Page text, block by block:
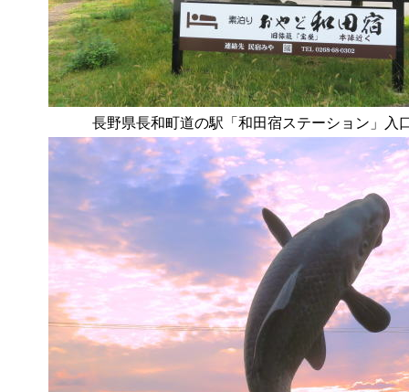
長野県長和町道の駅「和田宿ステーション」入